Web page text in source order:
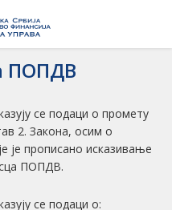
ПОПДВ
се подаци о промету
2. Закона, осим о
је прописано исказивање
ПОПДВ.
се подаци о: